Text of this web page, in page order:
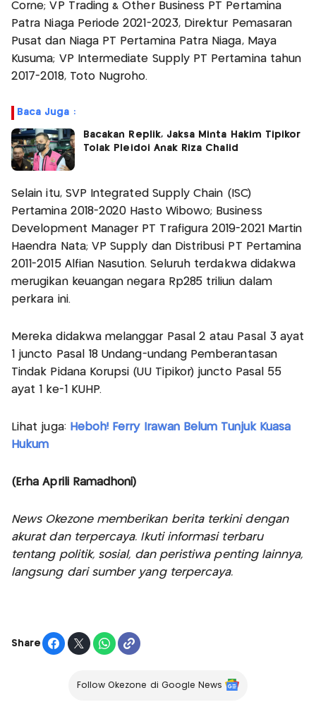
Corne; VP Trading & Other Business PT Pertamina
Patra Niaga Periode 2021-2023, Direktur Pemasaran
Pusat dan Niaga PT Pertamina Patra Niaga, Maya
Kusuma; VP Intermediate Supply PT Pertamina tahun
2017-2018, Toto Nugroho.
Baca Juga :
Bacakan Replik, Jaksa Minta Hakim Tipikor
Tolak Pleidoi Anak Riza Chalid
Selain itu, SVP Integrated Supply Chain (ISC)
Pertamina 2018-2020 Hasto Wibowo; Business
Development Manager PT Trafigura 2019-2021 Martin
Haendra Nata; VP Supply dan Distribusi PT Pertamina
2011-2015 Alfian Nasution. Seluruh terdakwa didakwa
merugikan keuangan negara Rp285 triliun dalam
perkara ini.
Mereka didakwa melanggar Pasal 2 atau Pasal 3 ayat
1 juncto Pasal 18 Undang-undang Pemberantasan
Tindak Pidana Korupsi (UU Tipikor) juncto Pasal 55
ayat 1 ke-1 KUHP.
Lihat juga: Heboh! Ferry Irawan Belum Tunjuk Kuasa
Hukum
(Erha Aprili Ramadhoni)
News Okezone memberikan berita terkini dengan
akurat dan terpercaya. Ikuti informasi terbaru
tentang politik, sosial, dan peristiwa penting lainnya,
langsung dari sumber yang terpercaya.
Share
Follow Okezone di Google News